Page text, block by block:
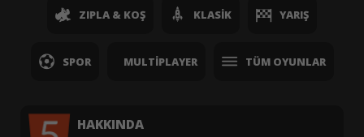
ZIPLA & KOŞ KLASIK YARIŞ
SPOR MULTIPLAYER TÜM OYUNLAR
HAKKINDA